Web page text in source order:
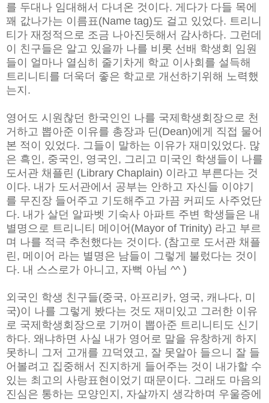
를 두대나 임대해서 다녀온 것이다. 게다가 다들 목에
꽤 값나가는 이름표(Name tag)도 걸고 있었다. 트리니
티가 재정적으로 조금 나아진듯해서 감사하다. 그런데
이 친구들은 알고 있을까 나를 비롯 선배 학생회 임원
들이 얼마나 열심히 줄기차게 학교 이사회를 설득해
트리니티를 더욱더 좋은 학교로 개선하기위해 노력했
는지.
영어도 시원찮던 한국인인 나를 국제학생회장으로 천
거하고 뽑아준 이유를 총장과 딘(Dean)에게 직접 물어
본 적이 있었다. 그들이 말하는 이유가 재미있었다. 많
은 흑인, 중국인, 영국인, 그리고 미국인 학생들이 나를
도서관 채플린 (Library Chaplain) 이라고 부른다는 것
이다. 내가 도서관에서 공부는 안하고 자신들 이야기
를 무진장 들어주고 기도해주고 가끔 커피도 사주었단
다. 내가 살던 알파벳 기숙사 아파트 주변 학생들은 내
별명으로 트리니티 메이어(Mayor of Trinity) 라고 부르
며 나를 적극 추천했다는 것이다. (참고로 도서관 채플
린, 메이어 라는 별명은 남들이 그렇게 불렀다는 것이
다. 내 스스로가 아니고, 자뻑 아님 ^^ )
외국인 학생 친구들(중국, 아프리카, 영국, 캐나다, 미
국)이 나를 그렇게 봤다는 것도 재미있고 그러한 이유
로 국제학생회장으로 기꺼이 뽑아준 트리니티도 신기
하다. 왜냐하면 사실 내가 영어로 말을 유창하게 하지
못하니 그저 고개를 끄덕였고, 잘 못알아 들으니 잘 들
어볼려고 집중해서 진지하게 들어주는 것이 내가할 수
있는 최고의 사랑표현이었기 때문이다. 그래도 마음의
진심은 통하는 모양인지, 자살까지 생각하며 우울증에